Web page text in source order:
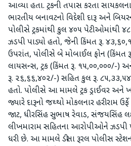
આવ્યા હતા. ટ્રકની તપાસ કરતા
ભારતીય બનાવટનો વિદેશી દારૂ અને
પોલીસે ટ્રકમાંથી કુલ ૪૦૫ પેટીઓમાંથી
ઝડપી પાડ્યો હતો, જેની કિંમત રૂ.
ઉપરાંત, પોલીસે બે મોબાઈલ ફોન (કિંમત
લાયસન્સ, ટ્રક (કિંમત રૂ. ૧૫,૦૦,૦૦૦/-)
રૂ. ૨૬,૬૬,૪૦૨/-) સહિત કુલ રૂ.
હતો. પોલીસે આ મામલે ટ્રક ડ્રાઈવર અને
જ્યારે દારૂનો જથ્થો મોકલનાર હરીરામ
જાટ, ધીરસિંહ સુભાષ રેવાડ, સંજયસિંહ
લીખમારામ સહિતના આરોપીઓને ઝડપી
ધરી છે. આ મામલે ડીસા રૂરલ પોલીસ